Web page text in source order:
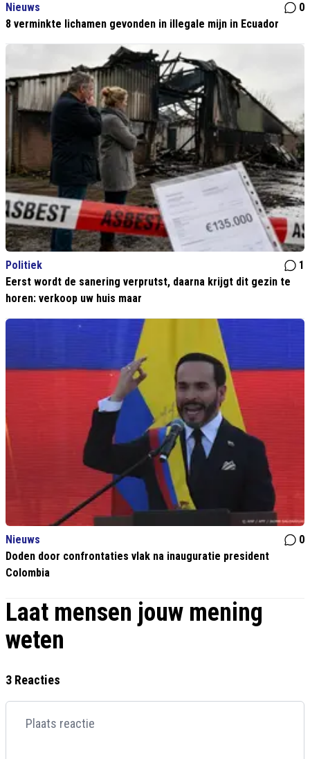
Nieuws
0
8 verminkte lichamen gevonden in illegale mijn in Ecuador
Politiek
1
Eerst wordt de sanering verprutst, daarna krijgt dit gezin te
horen: verkoop uw huis maar
Nieuws
0
Doden door confrontaties vlak na inauguratie president
Colombia
Laat mensen jouw mening
weten
3 Reacties